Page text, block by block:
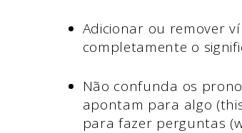
Adicionar ou remover
completamente o
Não confunda os
apontam para algo
para fazer perguntas